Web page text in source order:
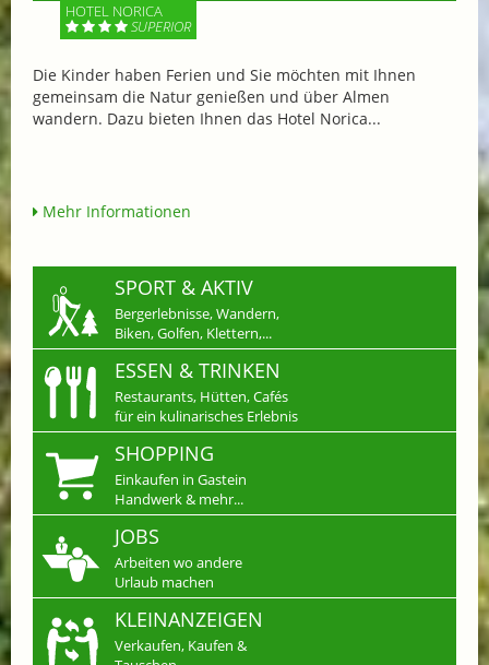
HOTEL NORICA
SUPERIOR
Die Kinder haben Ferien und Sie möchten mit Ihnen
gemeinsam die Natur genießen und über Almen
wandern. Dazu bieten Ihnen das Hotel Norica...
Mehr Informationen
SPORT & AKTIV
Bergerlebnisse, Wandern,
Biken, Golfen, Klettern,...
ESSEN & TRINKEN
Restaurants, Hütten, Cafés
für ein kulinarisches Erlebnis
SHOPPING
Einkaufen in Gastein
Handwerk & mehr...
JOBS
Arbeiten wo andere
Urlaub machen
KLEINANZEIGEN
Verkaufen, Kaufen &